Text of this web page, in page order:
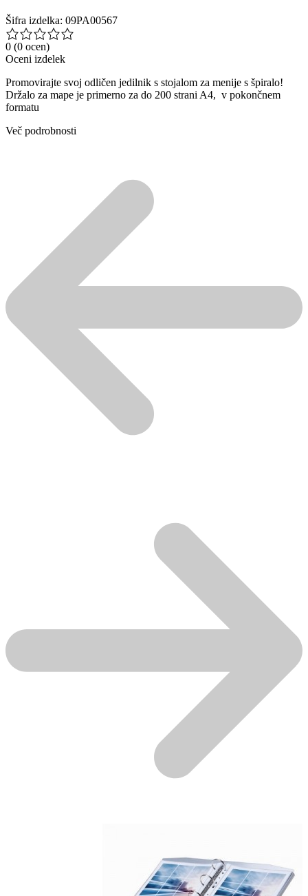
Šifra izdelka: 09PA00567
0 (0 ocen)
Oceni izdelek
Promovirajte svoj odličen jedilnik s stojalom za menije s špiralo!
Držalo za mape je primerno za do 200 strani A4, v pokončnem
formatu
Več podrobnosti